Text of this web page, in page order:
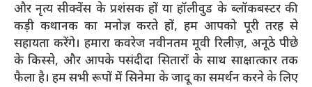
और नृत्य सीक्वेंस के प्रशंसक हों या हॉलीवुड के ब्लॉकबस्टर की
कड़ी कथानक का मनोज्ञ करते हों, हम आपको पूरी तरह से
सहायता करेंगे। हमारा कवरेज नवीनतम मूवी रिलीज़, अनूठे पीछे
के किस्से, और आपके पसंदीदा सितारों के साथ साक्षात्कार तक
फैला है। हम सभी रूपों में सिनेमा के जादू का समर्थन करने के लिए